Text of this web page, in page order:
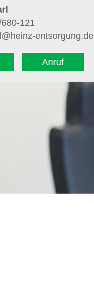
121
entsorgung.de
Anruf